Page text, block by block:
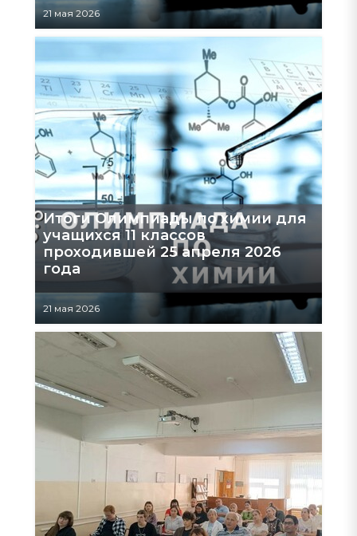
21 мая 2026
Итоги Олимпиады по химии для
учащихся 11 классов
проходившей 25 апреля 2026
года
21 мая 2026